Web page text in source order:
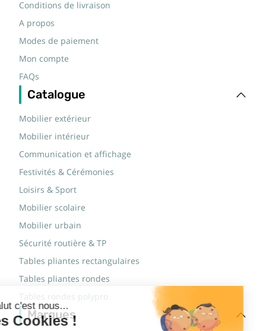
Conditions de livraison
A propos
Modes de paiement
Mon compte
FAQs
Catalogue
Mobilier extérieur
Mobilier intérieur
Communication et affichage
Festivités & Cérémonies
Loisirs & Sport
Mobilier scolaire
Mobilier urbain
Sécurité routière & TP
Tables pliantes rectangulaires
Tables pliantes rondes
Tables rondes polypro
Marques